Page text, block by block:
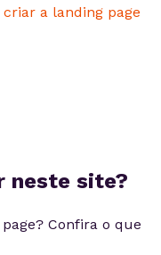
criar a landing page
neste site?
Confira o que